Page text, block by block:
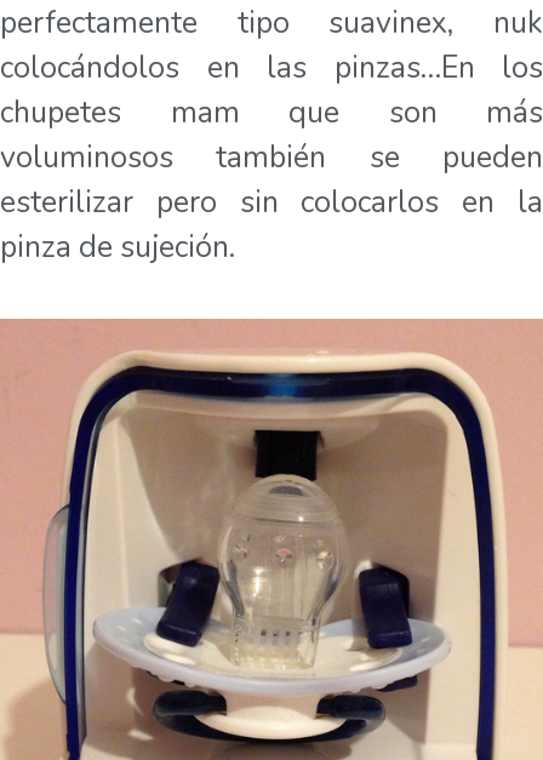
perfectamente tipo suavinex, nuk
colocándolos en las pinzas…En los
chupetes mam que son más
voluminosos también se pueden
esterilizar pero sin colocarlos en la
pinza de sujeción.